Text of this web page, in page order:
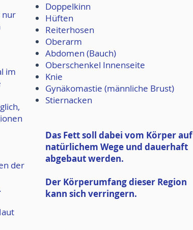
nur
im
der
Doppelkinn
Hüften
Reiterhosen
Oberarm
Abdomen (Bauch)
Oberschenkel Innenseite
Knie
Gynäkomastie (männliche Brust)
Stiernacken
Das Fett soll dabei vom Körper auf
natürlichem Wege und dauerhaft
abgebaut werden.
Der Körperumfang dieser Region
kann sich verringern.